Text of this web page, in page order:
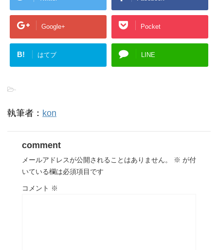
Google+ Pocket
B! はてブ LINE
-
執筆者： kon
comment
メールアドレスが公開されることはありません。 ※ が付
いている欄は必須項目です
コメント ※